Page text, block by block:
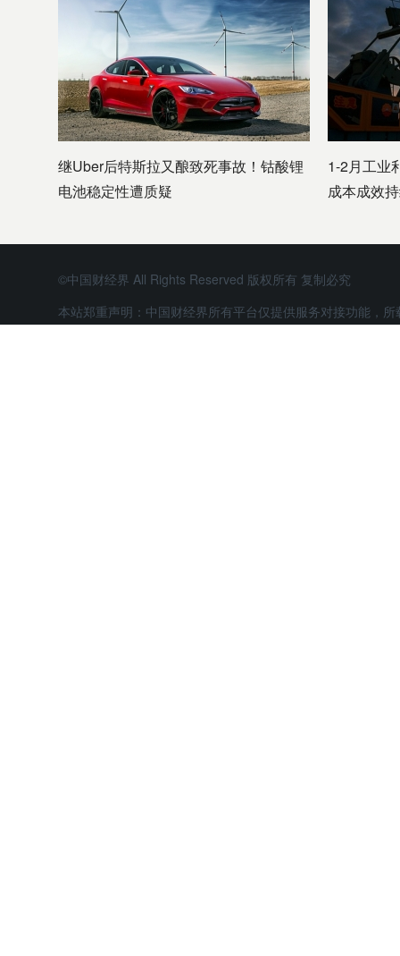
继Uber后特斯拉又酿致死事故！钴酸锂
电池稳定性遭质疑
1-2月工业
成本成效
©中国财经界 All Rights Reserved 版权所有 复制必究
本站郑重声明：中国财经界所有平台仅提供服务对接功能，